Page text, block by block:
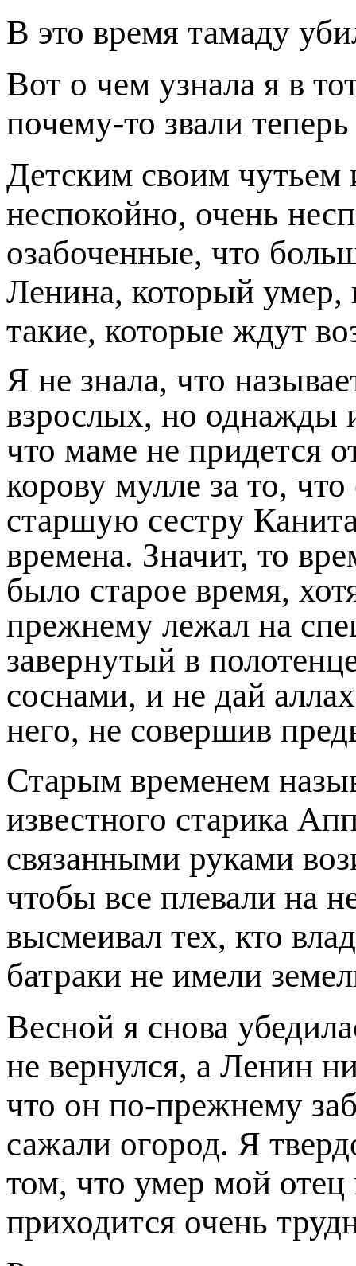
В это время тамаду
Вот о чем узнала я в
почему-то звали
Детским своим чутьем
неспокойно, очень
озабоченные, что
Ленина, который умер,
такие, ко­торые ждут
Я не знала, что
взрослых, но однажды
что маме не придется
корову мулле за то,
старшую сестру
времена. Значит, то
было старое время,
прежнему лежал на
завернутый в
соснами, и не дай
него, не совершив
Старым временем
известного старика
связанными руками
чтобы все плевали на
высмеивал тех, кто
батраки не имели
Весной я снова
не вернулся, а Ленин
что он по-прежнему
сажали огород. Я
том, что умер мой
приходится очень